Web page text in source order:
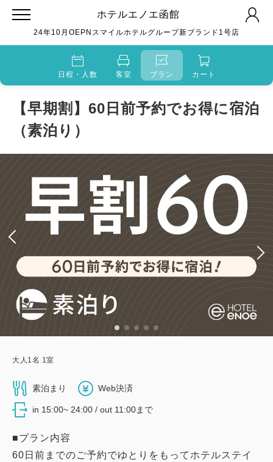
ホテルエノエ函館
24年10月OEPNスマイルホテルグループ新ブランド1号店
日程・人数 客室 プラン カート
【早期割】60日前予約でお得に宿泊
（素泊り）
大人 1 名 1 室
素泊まり Web決済
in 15:00~ 24:00 / out 11:00まで
■プラン内容
60日前までのご予約でゆとりをもってホテルステイ